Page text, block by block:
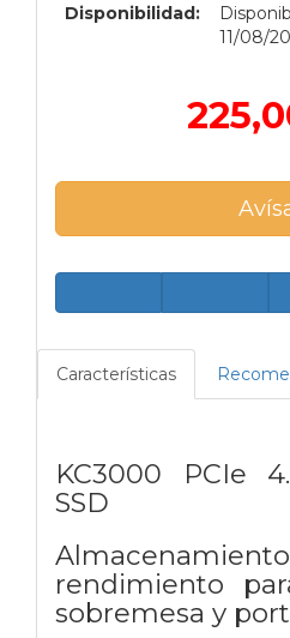
Disponibilidad:
11/08/
Características
KC3000 PCIe
SSD
rendimiento
sobremesa y